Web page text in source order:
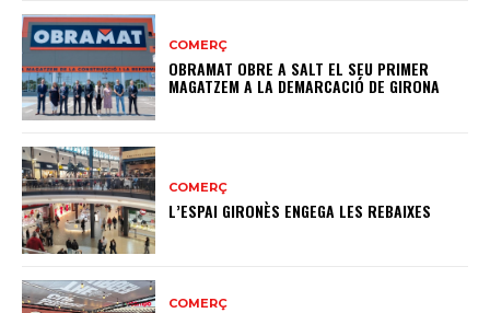
COMERÇ
OBRAMAT OBRE A SALT EL SEU PRIMER
MAGATZEM A LA DEMARCACIÓ DE GIRONA
COMERÇ
L’ESPAI GIRONÈS ENGEGA LES REBAIXES
COMERÇ